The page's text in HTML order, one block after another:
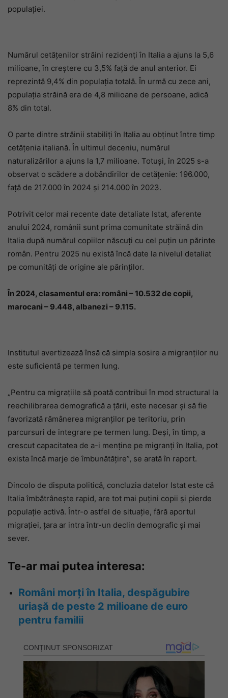
populației.
Numărul cetățenilor străini rezidenți în Italia a ajuns la 5,6
milioane, în creștere cu 3,5% față de anul anterior. Ei
reprezintă 9,4% din populația totală. În urmă cu zece ani,
populația străină era de 4,8 milioane de persoane, adică
8% din total.
O parte dintre străinii stabiliți în Italia au obținut între timp
cetățenia italiană. În ultimul deceniu, numărul
naturalizărilor a ajuns la 1,7 milioane. Totuși, în 2025 s-a
observat o scădere a dobândirilor de cetățenie: 196.000,
față de 217.000 în 2024 și 214.000 în 2023.
Potrivit celor mai recente date detaliate Istat, aferente
anului 2024, românii sunt prima comunitate străină din
Italia după numărul copiilor născuți cu cel puțin un părinte
român. Pentru 2025 nu există încă date la nivelul detaliat
pe comunități de origine ale părinților.
În 2024, clasamentul era: români – 10.532 de copii,
marocani – 9.448, albanezi – 9.115.
Institutul avertizează însă că simpla sosire a migranților nu
este suficientă pe termen lung.
„Pentru ca migrațiile să poată contribui în mod structural la
reechilibrarea demografică a țării, este necesar și să fie
favorizată rămânerea migranților pe teritoriu, prin
parcursuri de integrare pe termen lung. Deși, în timp, a
crescut capacitatea de a-i menține pe migranți în Italia, pot
exista încă marje de îmbunătățire”, se arată în raport.
Dincolo de disputa politică, concluzia datelor Istat este că
Italia îmbătrânește rapid, are tot mai puțini copii și pierde
populație activă. Într-o astfel de situație, fără aportul
migrației, țara ar intra într-un declin demografic și mai
sever.
Te-ar mai putea interesa:
Români morți în Italia, despăgubire
uriașă de peste 2 milioane de euro
pentru familii